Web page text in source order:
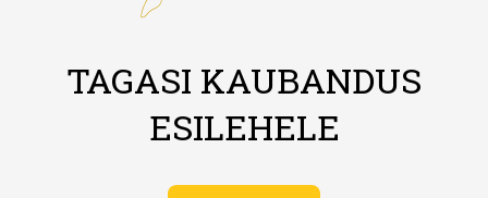
TAGASI KAUBANDUS
ESILEHELE